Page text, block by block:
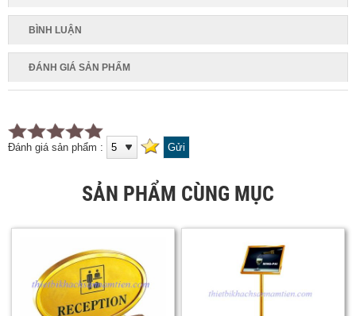
BÌNH LUẬN
ĐÁNH GIÁ SẢN PHẨM
Đánh giá sản phẩm :
SẢN PHẨM CÙNG MỤC